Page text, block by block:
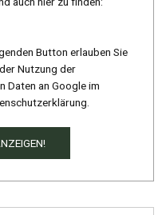
Button erlauben Sie
Nutzung der
Daten an Google im